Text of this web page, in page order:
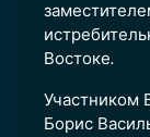
Востоке.
Участником
Борис